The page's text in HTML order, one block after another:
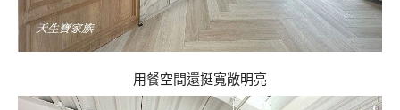
用餐空間還挺寬敞明亮